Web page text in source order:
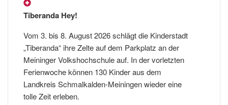
Tiberanda Hey!
Vom 3. bis 8. August 2026 schlägt die Kinderstadt
„Tiberanda“ ihre Zelte auf dem Parkplatz an der
Meininger Volkshochschule auf. In der vorletzten
Ferienwoche können 130 Kinder aus dem
Landkreis Schmalkalden-Meiningen wieder eine
tolle Zeit erleben.